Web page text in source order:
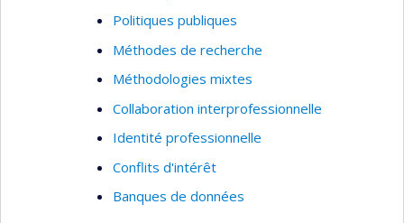
Politiques publiques
Méthodes de recherche
Méthodologies mixtes
Collaboration interprofessionnelle
Identité professionnelle
Conflits d'intérêt
Banques de données